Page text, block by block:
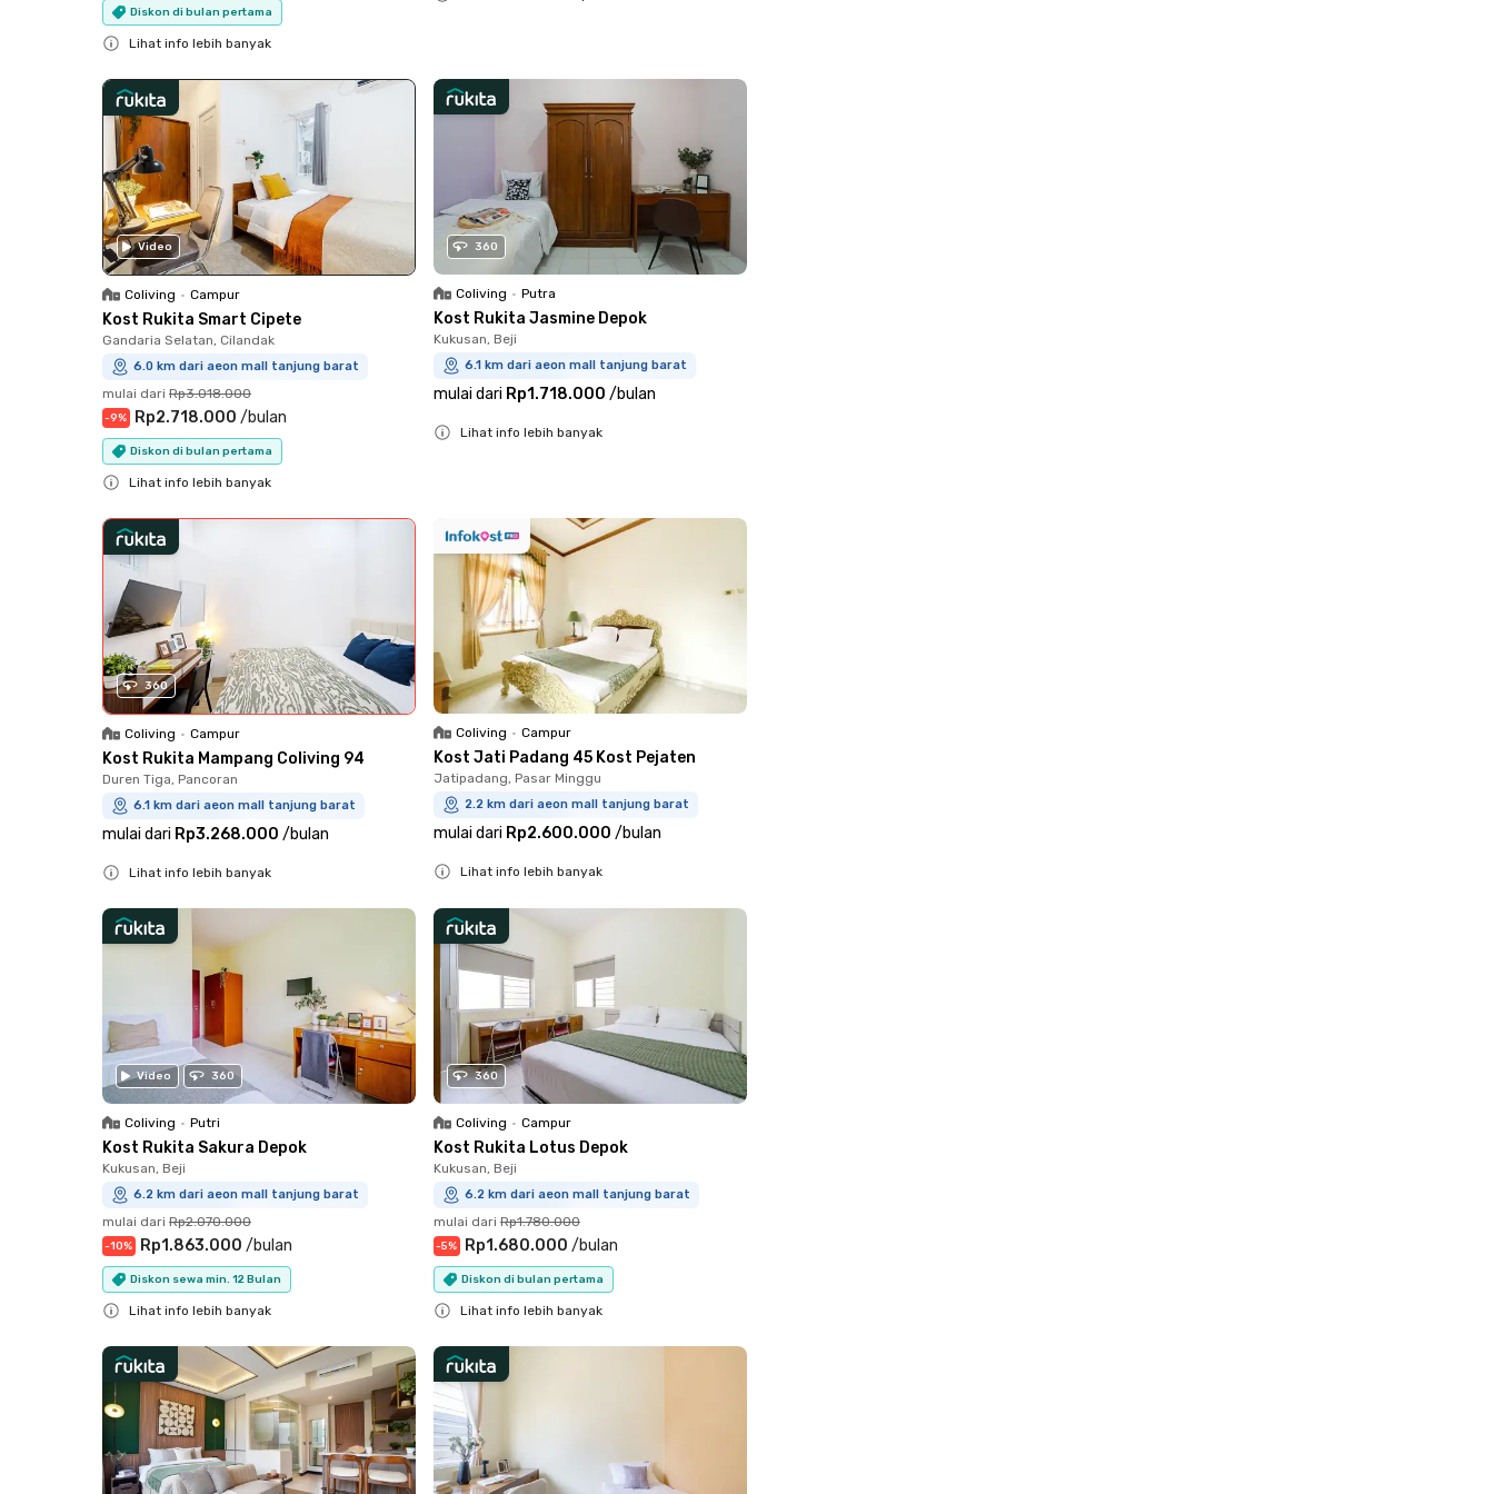
Diskon di bulan pertama
Lihat info lebih banyak
Video
Coliving • Campur
Kost Rukita Smart Cipete
Gandaria Selatan, Cilandak
6.0 km dari aeon mall tanjung barat
mulai dari Rp3.018.000
-9% Rp2.718.000 /bulan
Diskon di bulan pertama
Lihat info lebih banyak
360
Coliving • Putra
Kost Rukita Jasmine Depok
Kukusan, Beji
6.1 km dari aeon mall tanjung barat
mulai dari Rp1.718.000 /bulan
Lihat info lebih banyak
360
Coliving • Campur
Kost Rukita Mampang Coliving 94
Duren Tiga, Pancoran
6.1 km dari aeon mall tanjung barat
mulai dari Rp3.268.000 /bulan
Lihat info lebih banyak
Coliving • Campur
Kost Jati Padang 45 Kost Pejaten
Jatipadang, Pasar Minggu
2.2 km dari aeon mall tanjung barat
mulai dari Rp2.600.000 /bulan
Lihat info lebih banyak
Video 360
Coliving • Putri
Kost Rukita Sakura Depok
Kukusan, Beji
6.2 km dari aeon mall tanjung barat
mulai dari Rp2.070.000
-10% Rp1.863.000 /bulan
Diskon sewa min. 12 Bulan
Lihat info lebih banyak
360
Coliving • Campur
Kost Rukita Lotus Depok
Kukusan, Beji
6.2 km dari aeon mall tanjung barat
mulai dari Rp1.780.000
-5% Rp1.680.000 /bulan
Diskon di bulan pertama
Lihat info lebih banyak